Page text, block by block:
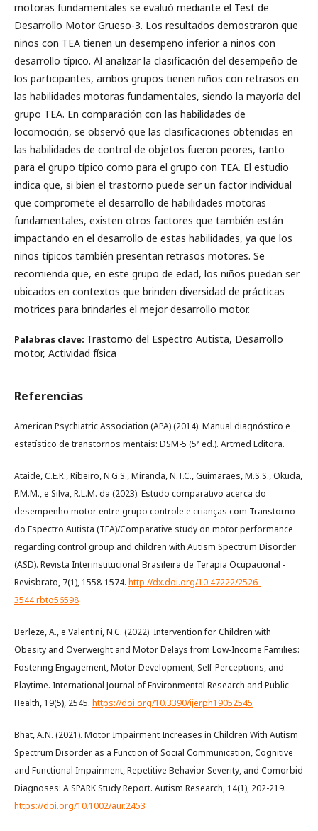
motoras fundamentales se evaluó mediante el Test de
Desarrollo Motor Grueso-3. Los resultados demostraron que
niños con TEA tienen un desempeño inferior a niños con
desarrollo típico. Al analizar la clasificación del desempeño de
los participantes, ambos grupos tienen niños con retrasos en
las habilidades motoras fundamentales, siendo la mayoría del
grupo TEA. En comparación con las habilidades de
locomoción, se observó que las clasificaciones obtenidas en
las habilidades de control de objetos fueron peores, tanto
para el grupo típico como para el grupo con TEA. El estudio
indica que, si bien el trastorno puede ser un factor individual
que compromete el desarrollo de habilidades motoras
fundamentales, existen otros factores que también están
impactando en el desarrollo de estas habilidades, ya que los
niños típicos también presentan retrasos motores. Se
recomienda que, en este grupo de edad, los niños puedan ser
ubicados en contextos que brinden diversidad de prácticas
motrices para brindarles el mejor desarrollo motor.
Palabras clave: Trastorno del Espectro Autista, Desarrollo
motor, Actividad física
Referencias
American Psychiatric Association (APA) (2014). Manual diagnóstico e
estatístico de transtornos mentais: DSM-5 (5ª ed.). Artmed Editora.
Ataide, C.E.R., Ribeiro, N.G.S., Miranda, N.T.C., Guimarães, M.S.S., Okuda,
P.M.M., e Silva, R.L.M. da (2023). Estudo comparativo acerca do
desempenho motor entre grupo controle e crianças com Transtorno
do Espectro Autista (TEA)/Comparative study on motor performance
regarding control group and children with Autism Spectrum Disorder
(ASD). Revista Interinstitucional Brasileira de Terapia Ocupacional -
Revisbrato, 7(1), 1558-1574. http://dx.doi.org/10.47222/2526-
3544.rbto56598
Berleze, A., e Valentini, N.C. (2022). Intervention for Children with
Obesity and Overweight and Motor Delays from Low-Income Families:
Fostering Engagement, Motor Development, Self-Perceptions, and
Playtime. International Journal of Environmental Research and Public
Health, 19(5), 2545. https://doi.org/10.3390/ijerph19052545
Bhat, A.N. (2021). Motor Impairment Increases in Children With Autism
Spectrum Disorder as a Function of Social Communication, Cognitive
and Functional Impairment, Repetitive Behavior Severity, and Comorbid
Diagnoses: A SPARK Study Report. Autism Research, 14(1), 202-219.
https://doi.org/10.1002/aur.2453